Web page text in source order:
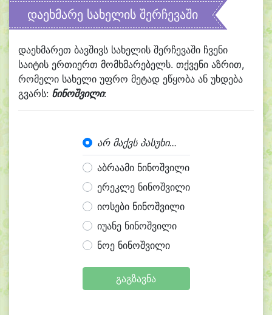
დაეხმარე სახელის შერჩევაში
დაეხმარეთ ბავშივს სახელის შერჩევაში ჩვენი
საიტის ერთიერთ მომხმარებელს. თქვენი აზრით,
რომელი სახელი უფრო მეტად ეწყობა ან უხდება
გვარს: ნინოშვილი:
არ მაქვს პასუხი...
აბრაამი ნინოშვილი
ერეკლე ნინოშვილი
იოსები ნინოშვილი
იუანე ნინოშვილი
ნოე ნინოშვილი
გაგზავნა